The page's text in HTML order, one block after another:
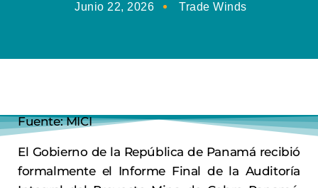
Junio 22, 2026 Trade Winds
Fuente: MICI
El Gobierno de la República de Panamá recibió
formalmente el Informe Final de la Auditoría